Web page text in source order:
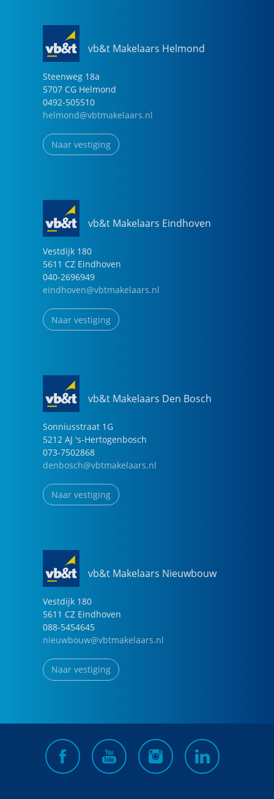
vb&t Makelaars Helmond
Steenweg 18a
5707 CG Helmond
0492-505510
helmond@vbtmakelaars.nl
Naar vestiging
vb&t Makelaars Eindhoven
Vestdijk 180
5611 CZ Eindhoven
040-2696949
eindhoven@vbtmakelaars.nl
Naar vestiging
vb&t Makelaars Den Bosch
Sonniusstraat 1G
5212 AJ 's-Hertogenbosch
073-7502868
denbosch@vbtmakelaars.nl
Naar vestiging
vb&t Makelaars Nieuwbouw
Vestdijk 180
5611 CZ Eindhoven
088-5454645
nieuwbouw@vbtmakelaars.nl
Naar vestiging